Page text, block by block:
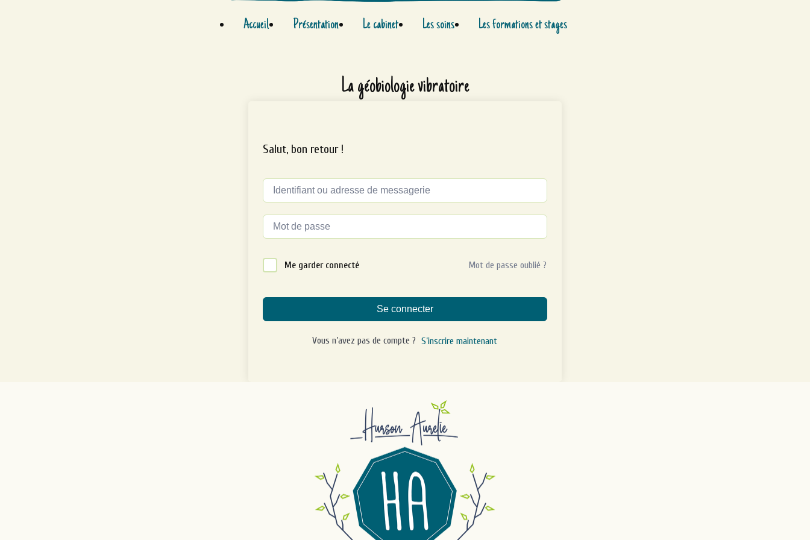
Accueil Présentation Le cabinet Les soins Les formations et stages
La géobiologie vibratoire
Salut, bon retour !
Alternative:Me garder connecté Mot de passe oublié ?
Se connecter
Vous n’avez pas de compte ? S’inscrire maintenant